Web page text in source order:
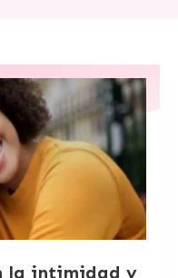
la intimidad y